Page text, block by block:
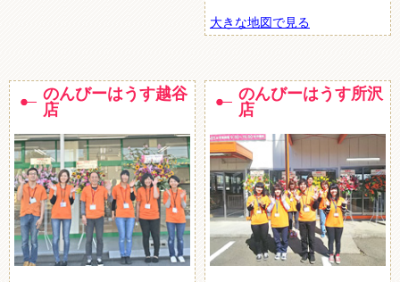
大きな地図で見る
のんびーはうす越谷
店
のんびーはうす所沢
店